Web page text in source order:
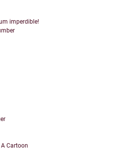
imperdible!
Cartoon